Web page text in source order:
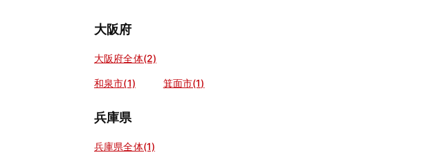
大阪府
大阪府全体(2)
和泉市(1) 箕面市(1)
兵庫県
兵庫県全体(1)